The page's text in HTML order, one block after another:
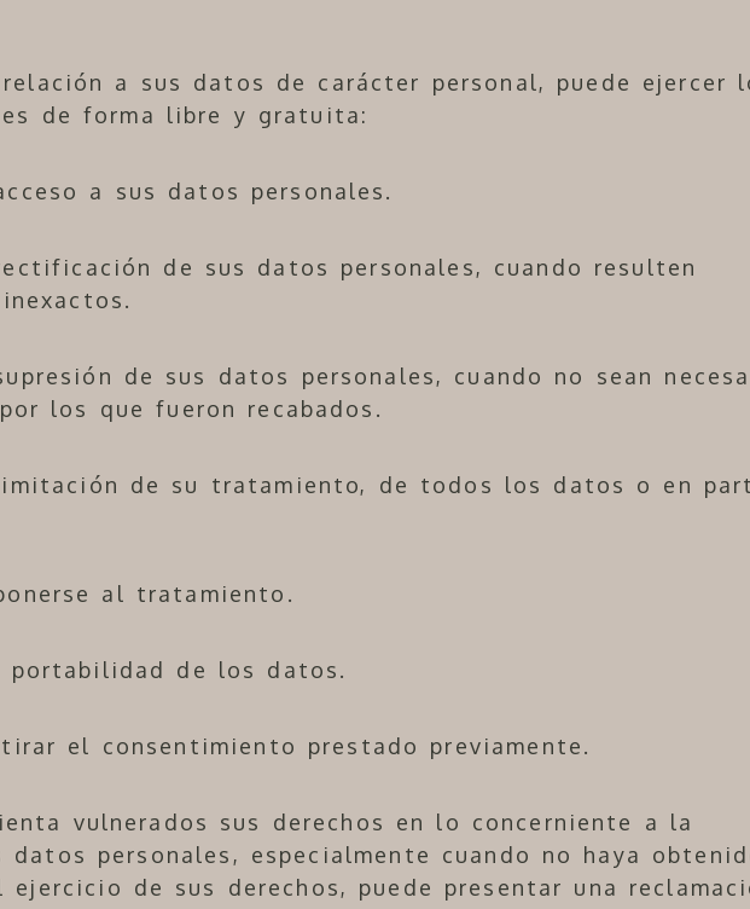
a sus datos de carácter personal, puede ejercer
de forma libre y gratuita:
a sus datos personales.
de sus datos personales, cuando resulten
de sus datos personales, cuando no sean
los que fueron recabados.
de su tratamiento, de todos los datos o en
al tratamiento.
portabilidad de los datos.
el consentimiento prestado previamente.
vulnerados sus derechos en lo concerniente a la
datos personales, especialmente cuando no haya
de sus derechos, puede presentar una